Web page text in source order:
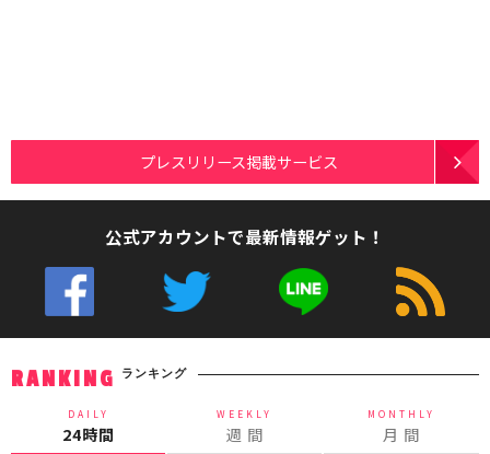
プレスリリース掲載サービス
公式アカウントで最新情報ゲット！
RANKING ランキング
DAILY
24時間
WEEKLY
週 間
MONTHLY
月 間